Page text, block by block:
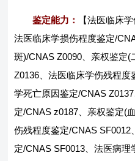
鉴定能力：
【法医临床
法医临床学损伤程度鉴定/
斑)/CNAS Z0090、亲权鉴定
Z0136、法医临床学伤残程度
学死亡原因鉴定/CNAS
定/CNAS z0187、亲权鉴定(
伤残程度鉴定/CNAS
定/CNAS SF0013、法医病